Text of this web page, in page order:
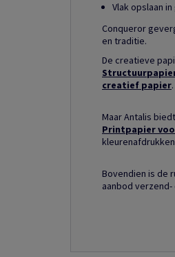
Vlak opslaan
Conqueror
en traditie.
De creatieve
creatief papier
Maar Antalis
Printpapier
Bovendien is de
aanbod